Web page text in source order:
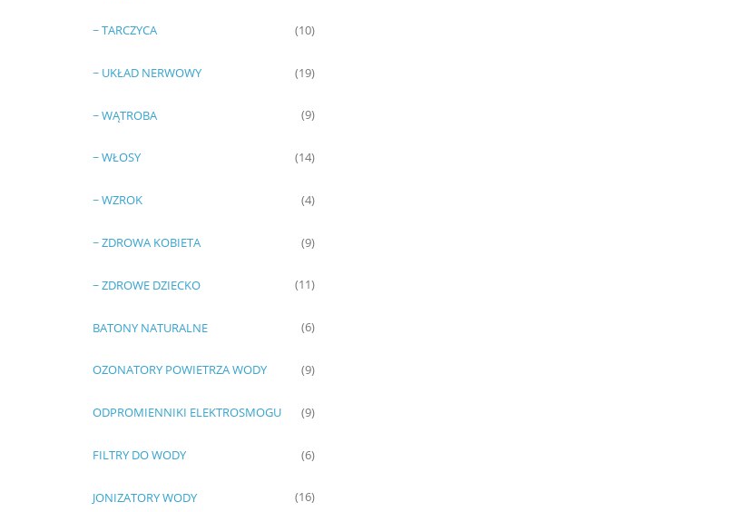
~ TARCZYCA (10)
~ UKŁAD NERWOWY (19)
~ WĄTROBA (9)
~ WŁOSY (14)
~ WZROK (4)
~ ZDROWA KOBIETA (9)
~ ZDROWE DZIECKO (11)
BATONY NATURALNE (6)
OZONATORY POWIETRZA WODY (9)
ODPROMIENNIKI ELEKTROSMOGU (9)
FILTRY DO WODY (6)
JONIZATORY WODY (16)